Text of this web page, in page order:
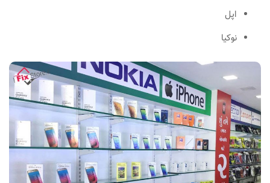
اپل
نوکیا